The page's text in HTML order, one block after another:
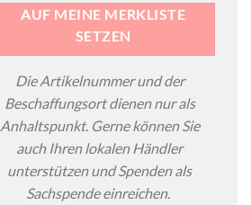
AUF MEINE MERKLISTE
SETZEN
Die Artikelnummer und der
Beschaffungsort dienen nur als
Anhaltspunkt. Gerne können Sie
auch Ihren lokalen Händler
unterstützen und Spenden als
Sachspende einreichen.